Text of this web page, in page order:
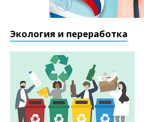
Экология и переработка